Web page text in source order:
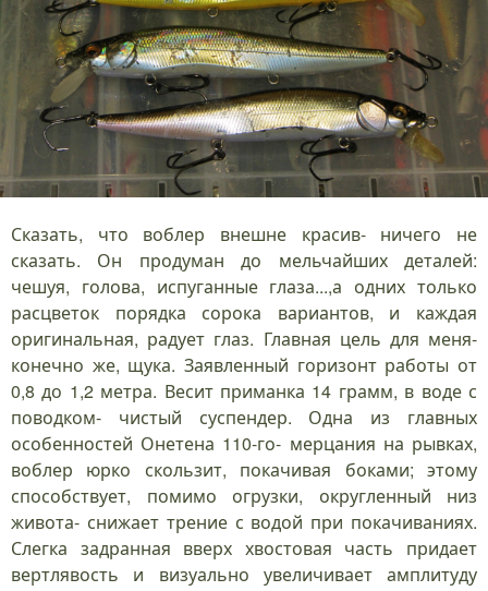
Сказать, что воблер внешне красив- ничего не
сказать. Он продуман до мельчайших деталей:
чешуя, голова, испуганные глаза...,а одних только
расцветок порядка сорока вариантов, и каждая
оригинальная, радует глаз. Главная цель для меня-
конечно же, щука. Заявленный горизонт работы от
0,8 до 1,2 метра. Весит приманка 14 грамм, в воде с
поводком- чистый суспендер. Одна из главных
особенностей Онетена 110-го- мерцания на рывках,
воблер юрко скользит, покачивая боками; этому
способствует, помимо огрузки, округленный низ
живота- снижает трение с водой при покачиваниях.
Слегка задранная вверх хвостовая часть придает
вертлявость и визуально увеличивает амплитуду